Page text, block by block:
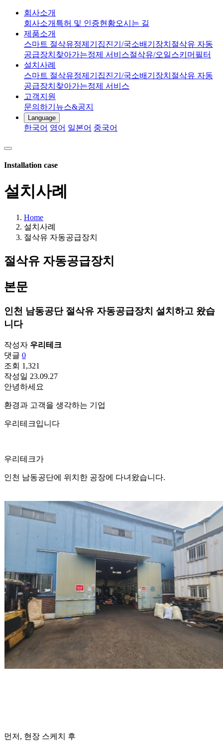
회사소개
회사소개 특허 및 인증현황오시는 길
제품소개
스마트 절삭유정제기 집진기/국소배기장치 절삭유 자동
공급장치 찾아가는정제 서비스절삭유/오일스키머 필터
설치사례
스마트 절삭유정제기 집진기/국소배기장치 절삭유 자동
공급장치 찾아가는정제 서비스
고객지원
문의하기 뉴스&공지
Language
한국어 영어 일본어 중국어
Installation case
설치사례
Home
설치사례
절삭유 자동공급장치
절삭유 자동공급장치
본문
인천 남동공단 절삭유 자동공급장치 설치하고 왔습
니다
작성자 우리테크
댓글 0
조회 1,321
작성일 23.09.27
안녕하세요
환경과 고객을 생각하는 기업
우리테크입니다
우리테크가
인천 남동공단에 위치한 공장에 다녀왔습니다.
먼저, 현장 스케치 후